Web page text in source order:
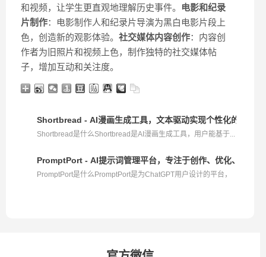
和视频，让学生更直观地理解历史事件。
电影和纪录
片制作：电影制作人和纪录片导演为黑白电影片段上
色，创造新的观影体验。 社交媒体内容创作：内容创
作者为旧照片和视频上色，制作独特的社交媒体帖
子，增加互动和关注度。
Shortbread - AI漫画生成工具，文本驱动实现个性化的漫画创
Shortbread是什么Shortbread是AI漫画生成工具，用户能基于...
PromptPort - AI提示词管理平台，专注于创作、优化、运
PromptPort是什么PromptPort是为ChatGPT用户设计的平台，